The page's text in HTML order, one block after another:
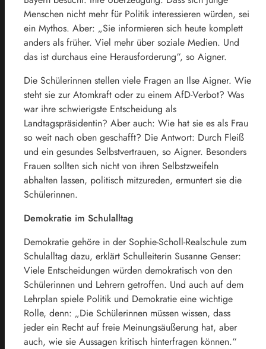
Menschen nicht mehr für Politik interessieren würden, sei
ein Mythos. Aber: „Sie informieren sich heute komplett
anders als früher. Viel mehr über soziale Medien. Und
das ist durchaus eine Herausforderung“, so Aigner.
Die Schülerinnen stellen viele Fragen an Ilse Aigner. Wie
steht sie zur Atomkraft oder zu einem AfD-Verbot? Was
war ihre schwierigste Entscheidung als
Landtagspräsidentin? Aber auch: Wie hat sie es als Frau
so weit nach oben geschafft? Die Antwort: Durch Fleiß
und ein gesundes Selbstvertrauen, so Aigner. Besonders
Frauen sollten sich nicht von ihren Selbstzweifeln
abhalten lassen, politisch mitzureden, ermuntert sie die
Schülerinnen.
Demokratie im Schulalltag
Demokratie gehöre in der Sophie-Scholl-Realschule zum
Schulalltag dazu, erklärt Schulleiterin Susanne Genser:
Viele Entscheidungen würden demokratisch von den
Schülerinnen und Lehrern getroffen. Und auch auf dem
Lehrplan spiele Politik und Demokratie eine wichtige
Rolle, denn: „Die Schülerinnen müssen wissen, dass
jeder ein Recht auf freie Meinungsäußerung hat, aber
auch, wie sie Aussagen kritisch hinterfragen können.“